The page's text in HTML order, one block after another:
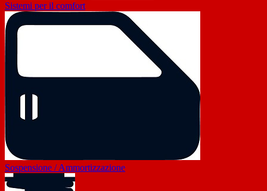
Sistemi per il comfort
Sospensione / Ammortizzazione